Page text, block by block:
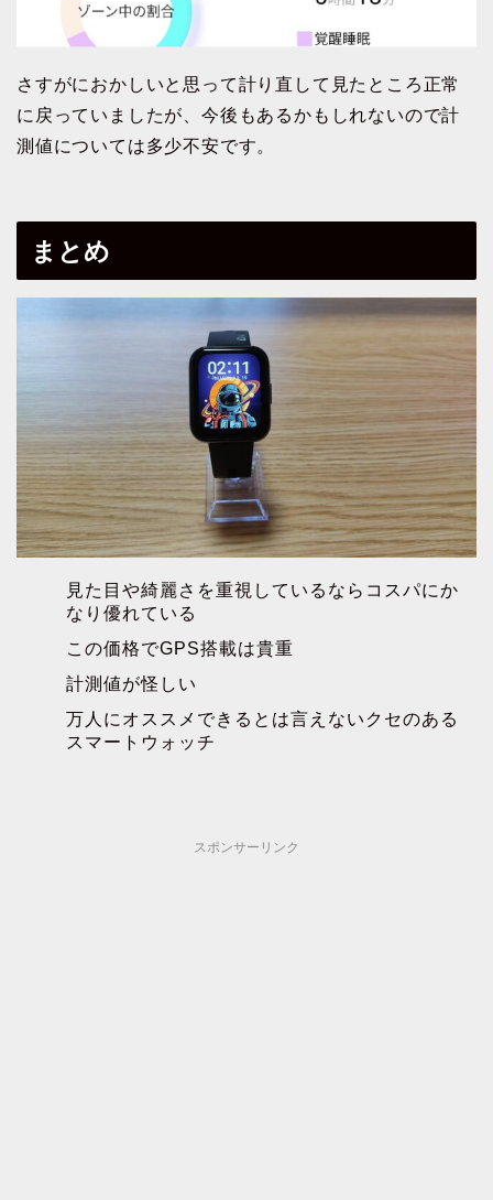
さすがにおかしいと思って計り直して見たところ正常
に戻っていましたが、今後もあるかもしれないので計
測値については多少不安です。
まとめ
見た目や綺麗さを重視しているならコスパにか
なり優れている
この価格でGPS搭載は貴重
計測値が怪しい
万人にオススメできるとは言えないクセのある
スマートウォッチ
スポンサーリンク